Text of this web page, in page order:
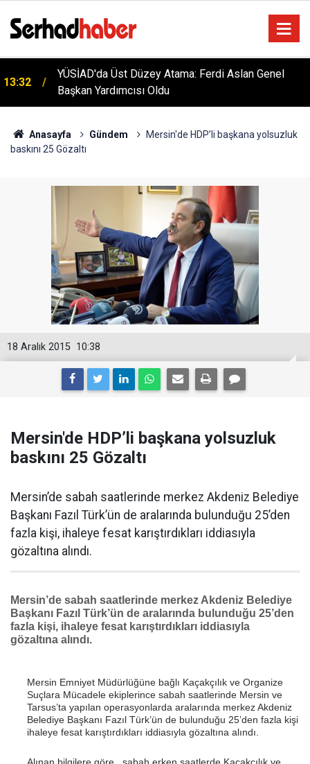
12:55
TFF'den Resmi Açıklama: 2026-2027 Sezonu Kadın
Ligleri Statüsü Belli Oldu!
Anasayfa Gündem
Mersin'de HDP’li başkana yolsuzluk
baskını 25 Gözaltı
10:38
18 Aralık 2015
Mersin'de HDP’li başkana yolsuzluk
baskını 25 Gözaltı
Mersin’de sabah saatlerinde merkez Akdeniz Belediye
Başkanı Fazıl Türk’ün de aralarında bulunduğu 25’den
fazla kişi, ihaleye fesat karıştırdıkları iddiasıyla
gözaltına alındı.
Mersin’de sabah saatlerinde merkez Akdeniz Belediye
Başkanı Fazıl Türk’ün de aralarında bulunduğu 25’den
fazla kişi, ihaleye fesat karıştırdıkları iddiasıyla
gözaltına alındı.
Mersin Emniyet Müdürlüğüne bağlı Kaçakçılık ve Organize
Suçlara Mücadele ekiplerince sabah saatlerinde Mersin ve
Tarsus’ta yapılan operasyonlarda aralarında merkez Akdeniz
Belediye Başkanı Fazıl Türk’ün de bulunduğu 25’den fazla kişi
ihaleye fesat karıştırdıkları iddiasıyla gözaltına alındı.